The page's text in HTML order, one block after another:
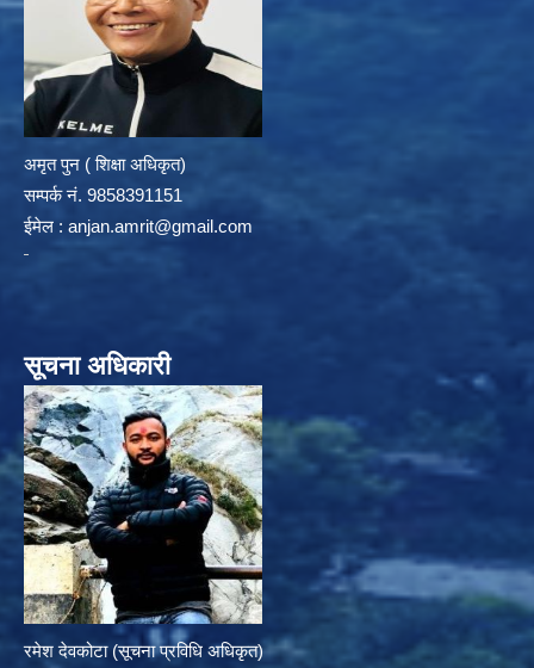
अमृत पुन ( शिक्षा अधिकृत)
सम्पर्क न‌ं. 9858391151
ईमेल : anjan.amrit@gmail.com
सूचना अधिकारी
रमेश देवकोटा (सूचना प्रविधि अधिकृत)